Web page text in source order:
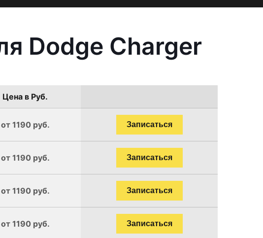
Dodge Charger
Цена в Руб.
от 1190 руб. Записаться
от 1190 руб. Записаться
от 1190 руб. Записаться
от 1190 руб. Записаться